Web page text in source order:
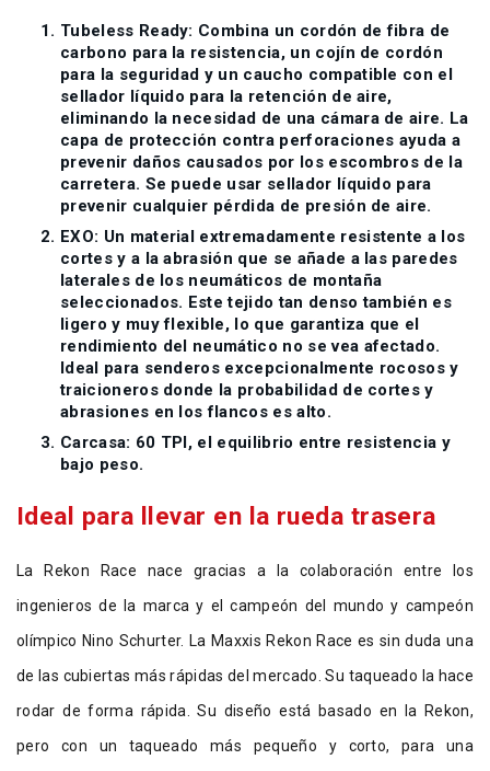
Tubeless Ready: Combina un cordón de fibra de
carbono para la resistencia, un cojín de cordón
para la seguridad y un caucho compatible con el
sellador líquido para la retención de aire,
eliminando la necesidad de una cámara de aire. La
capa de protección contra perforaciones ayuda a
prevenir daños causados por los escombros de la
carretera. Se puede usar sellador líquido para
prevenir cualquier pérdida de presión de aire.
EXO: Un material extremadamente resistente a los
cortes y a la abrasión que se añade a las paredes
laterales de los neumáticos de montaña
seleccionados. Este tejido tan denso también es
ligero y muy flexible, lo que garantiza que el
rendimiento del neumático no se vea afectado.
Ideal para senderos excepcionalmente rocosos y
traicioneros donde la probabilidad de cortes y
abrasiones en los flancos es alto.
Carcasa: 60 TPI, el equilibrio entre resistencia y
bajo peso.
Ideal para llevar en la rueda trasera
La Rekon Race nace gracias a la colaboración entre los
ingenieros de la marca y el campeón del mundo y campeón
olímpico Nino Schurter. La Maxxis Rekon Race es sin duda una
de las cubiertas más rápidas del mercado. Su taqueado la hace
rodar de forma rápida. Su diseño está basado en la Rekon,
pero con un taqueado más pequeño y corto, para una